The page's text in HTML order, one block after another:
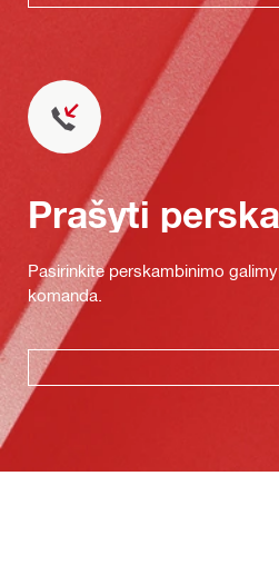
Prašyti
Pasirinkite perskambinimo
komanda.